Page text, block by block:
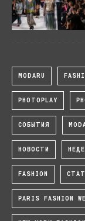
MODARU
PHOTOPLAY
СОБЫТИЯ
НОВОСТИ
FASHION
PARIS FASHION